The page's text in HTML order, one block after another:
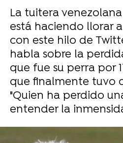
La tuitera
está haciendo llorar
con este hilo de
habla sobre la
que fue su perra por
que finalmente tuvo
"Quien ha perdido
entender la
El autobús escolar de